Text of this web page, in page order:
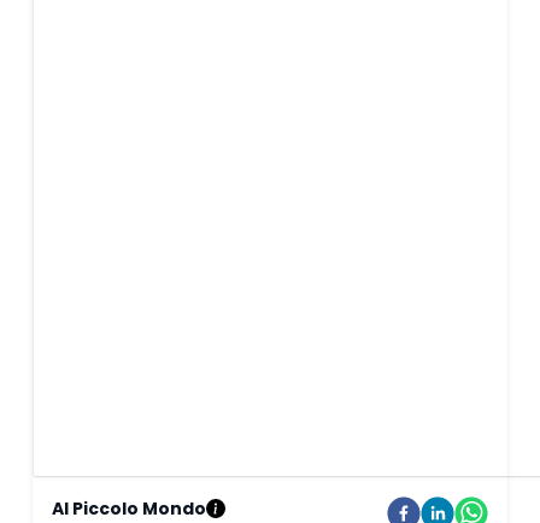
Al Piccolo Mondo